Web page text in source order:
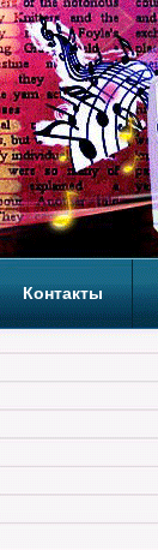
Контакты